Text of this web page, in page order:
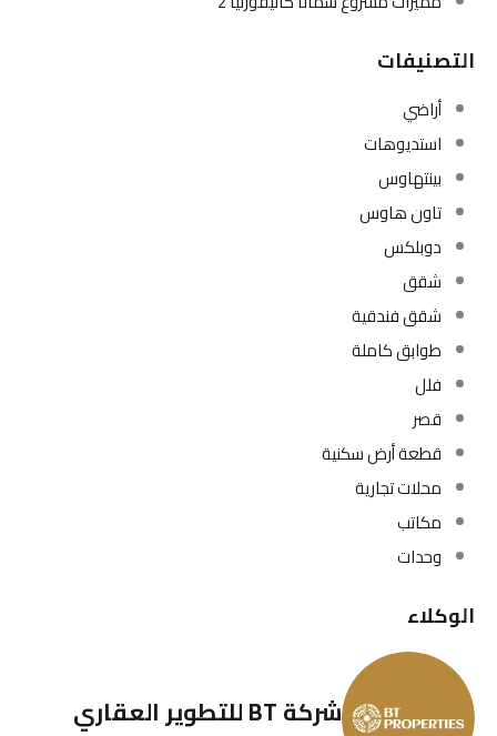
التصنيفات
أراضي
استديوهات
بينتهاوس
تاون هاوس
دوبلكس
شقق
شقق فندقية
طوابق كاملة
فلل
قصر
قطعة أرض سكنية
محلات تجارية
مكاتب
وحدات
الوكلاء
شركة BT للتطوير العقاري